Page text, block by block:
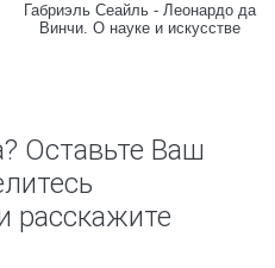
Габриэль Сеайль - Леонардо да
Винчи. О науке и искусстве
Оставьте Ваш
расскажите